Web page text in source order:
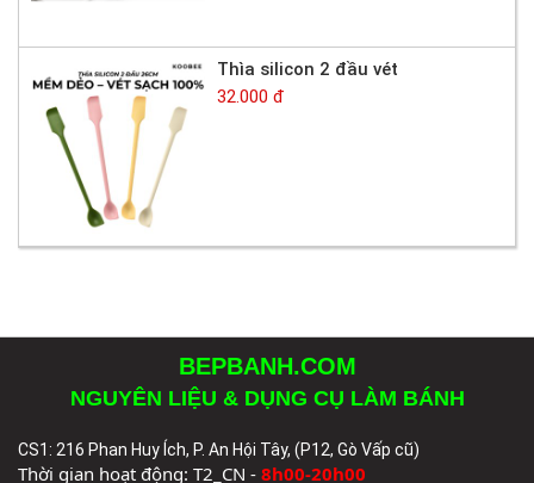
Thìa silicon 2 đầu vét
32.000 đ
BEPBANH.COM
NGUYÊN LIỆU & DỤNG CỤ LÀM BÁNH
CS1: 216 Phan Huy Ích, P. An Hội Tây, (P12, Gò Vấp cũ)
Thời gian hoạt động: T2_CN - 8h00-20h00